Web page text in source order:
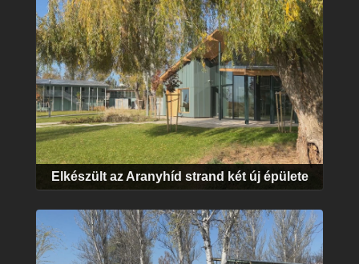
Elkészült az Aranyhíd strand két új épülete